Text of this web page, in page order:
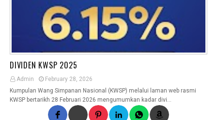
DIVIDEN KWSP 2025
Admin
February 28, 2026
Kumpulan Wang Simpanan Nasional (KWSP) melalui laman web rasmi
KWSP bertarikh 28 Februari 2026 mengumumkan kadar divi…